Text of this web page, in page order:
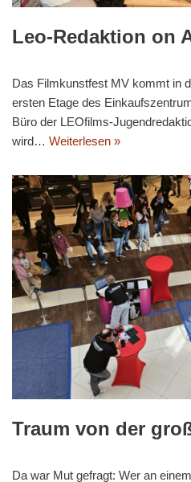
Leo-Redaktion on
Das Filmkunstfest MV kommt in
ersten Etage des
Büro der LEOfilms-
wird… Weiterlesen »
Traum von der
Da war Mut gefragt: Wer an